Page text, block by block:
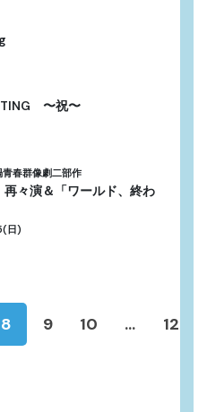
〜祝〜
春群像劇二部作
再々演＆「ワールド、終わ
日)
8 9 10 ... 12